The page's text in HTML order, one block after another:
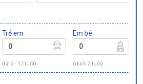
Trẻ em
(từ 2 - 12 tuổi)
Em bé
(dưới 2 tuổi)